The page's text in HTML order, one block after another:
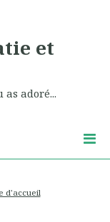
et
adoré...
d'accueil